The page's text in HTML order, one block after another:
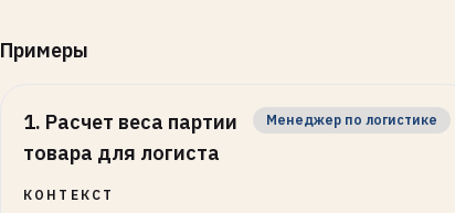
Примеры
1. Расчет веса партии
товара для логиста
Менеджер по логистике
КОНТЕКСТ